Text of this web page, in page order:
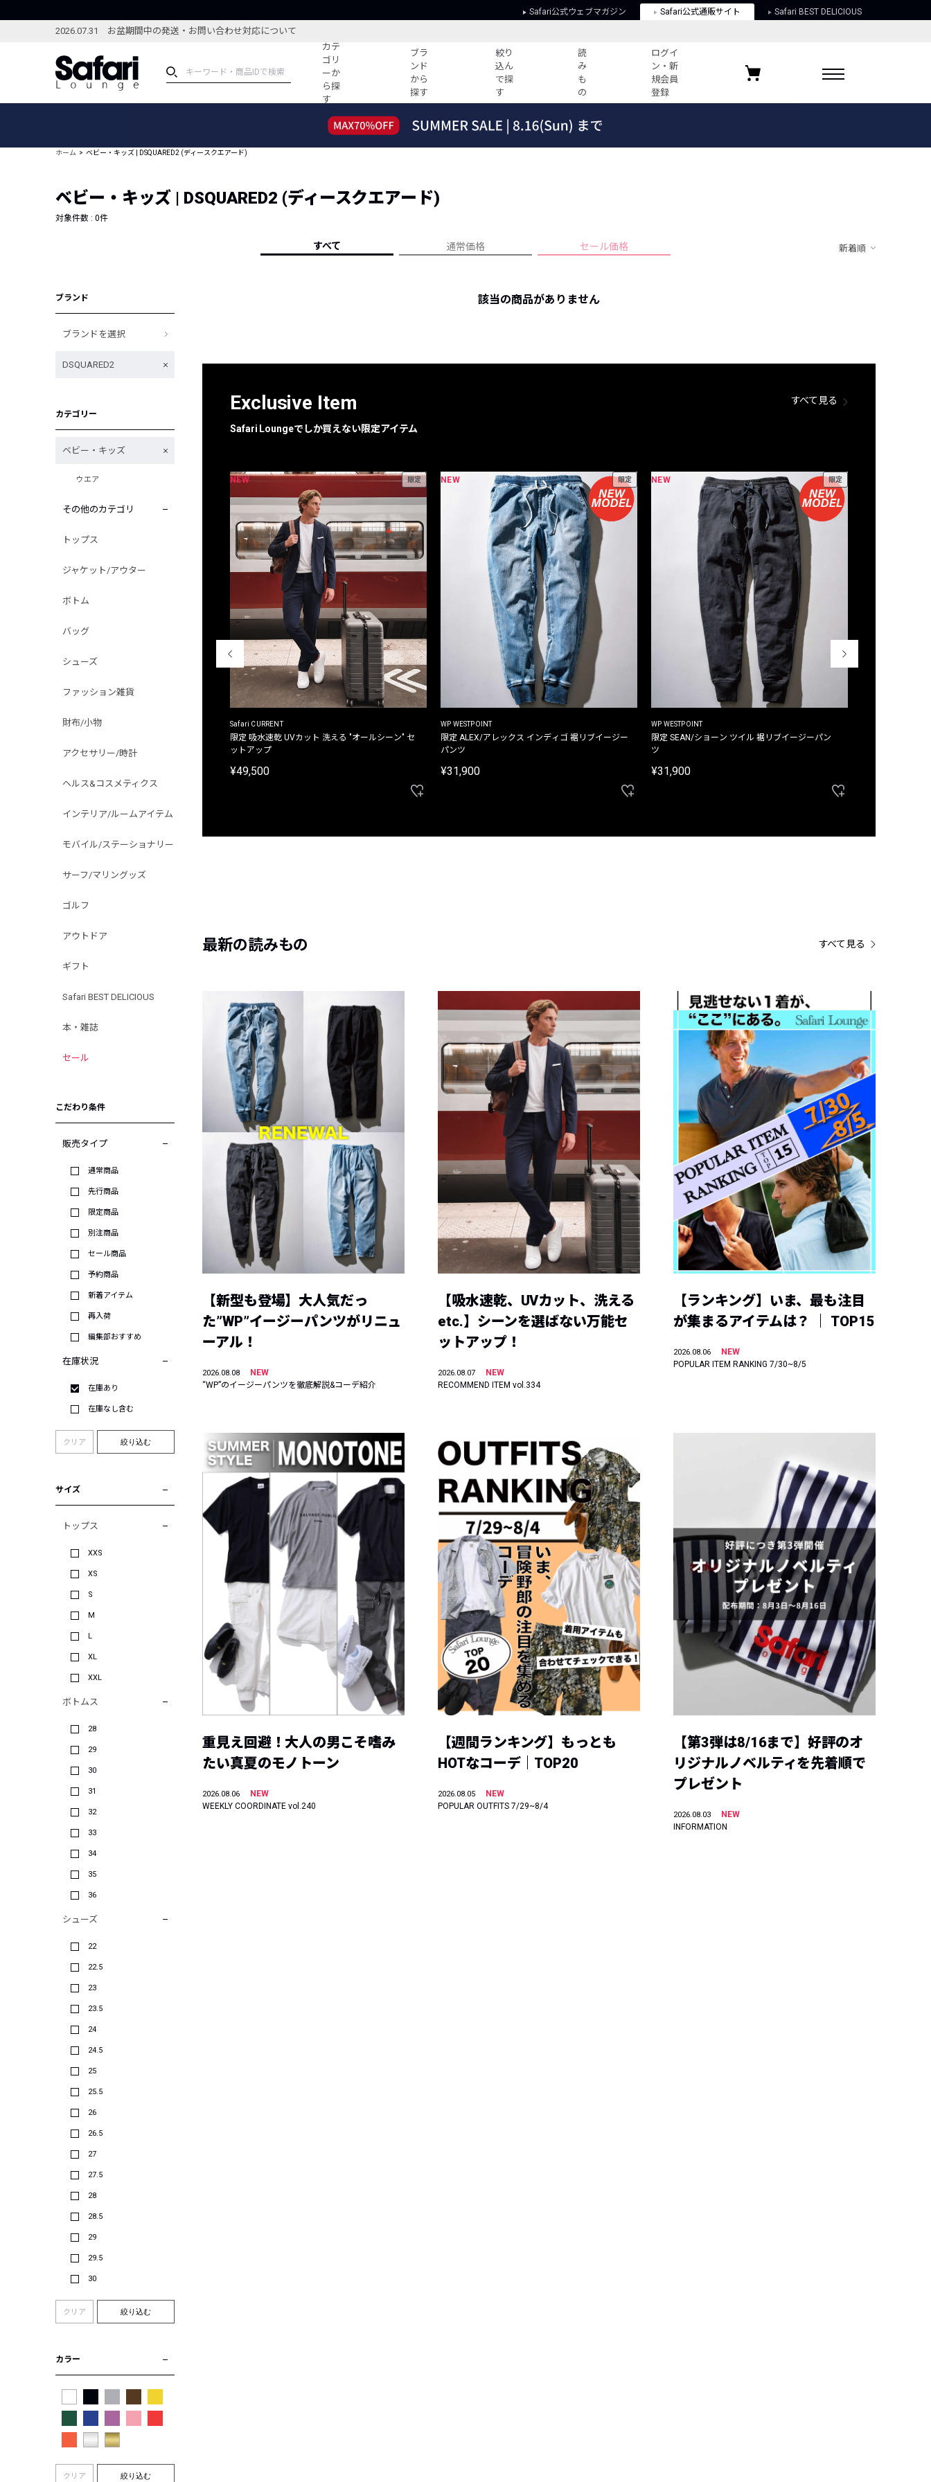
Safari公式ウェブマガジン Safari公式通販サイト Safari BEST DELICIOUS
2026.07.31 お盆期間中の発送・お問い合わせ対応について
カテ
ゴリ
ーか
ら探
す
ブラ
ンド
から
探す
絞り
込ん
で探
す
読
み
も
の
ログイ
ン・新
規会員
登録
ブランドから探す
新着アイテム
編集部のおすすめアイテム
特集記事
コーディネート
すべての記事
ーデ紹介
HOTなコーデ TOP20
人気記事ランキング
フォーカスブランド
プライバシーポリシー
お気に入りブランド
ホーム ベビー・キッズ | DSQUARED2 (ディースクエアード)
ベビー・キッズ | DSQUARED2 (ディースクエアード)
対象件数 : 0件
すべて 通常価格 セール価格 新着順
ブランド
ブランドを選択
DSQUARED2
カテゴリー
ベビー・キッズ
ウエア
その他のカテゴリ
トップス
ジャケット/アウター
ボトム
バッグ
シューズ
ファッション雑貨
財布/小物
アクセサリー/時計
ヘルス&コスメティクス
インテリア/ルームアイテム
モバイル/ステーショナリー
サーフ/マリングッズ
ゴルフ
アウトドア
ギフト
Safari BEST DELICIOUS
本・雑誌
セール
こだわり条件
販売タイプ
通常商品
先行商品
限定商品
別注商品
セール商品
予約商品
新着アイテム
再入荷
編集部おすすめ
在庫状況
在庫あり
在庫なし含む
クリア 絞り込む
サイズ
トップス
XXS
XS
S
M
L
XL
XXL
ボトムス
28
29
30
31
32
33
34
35
36
シューズ
22
22.5
23
23.5
24
24.5
25
25.5
26
26.5
27
27.5
28
28.5
29
29.5
30
クリア 絞り込む
カラー
クリア 絞り込む
該当の商品がありません
Exclusive Item
Safari Loungeでしか買えない限定アイテム
すべて見る
NEW 限定
Safari CURRENT
限定 吸水速乾 UVカット 洗える "オールシーン" セ
ットアップ
¥49,500
NEW 限定
WP WESTPOINT
限定 ALEX/アレックス インディゴ 裾リブイージー
パンツ
¥31,900
NEW 限定
WP WESTPOINT
限定 SEAN/ショーン ツイル 裾リブイージーパン
ツ
¥31,900
最新の読みもの すべて見る
【新型も登場】大人気だっ
た”WP”イージーパンツがリニュ
ーアル！
2026.08.08
NEW
“WP”のイージーパンツを徹底解説&コーデ紹介
【吸水速乾、UVカット、洗える
etc.】シーンを選ばない万能セ
ットアップ！
2026.08.07
NEW
RECOMMEND ITEM vol.334
【ランキング】いま、最も注目
が集まるアイテムは？ ｜ TOP15
2026.08.06
NEW
POPULAR ITEM RANKING 7/30~8/5
重見え回避！大人の男こそ嗜み
たい真夏のモノトーン
2026.08.06
NEW
WEEKLY COORDINATE vol.240
【週間ランキング】もっとも
HOTなコーデ｜TOP20
2026.08.05
NEW
POPULAR OUTFITS 7/29~8/4
【第3弾は8/16まで】好評のオ
リジナルノベルティを先着順で
プレゼント
2026.08.03
NEW
INFORMATION